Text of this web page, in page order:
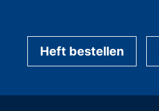
Heft bestellen